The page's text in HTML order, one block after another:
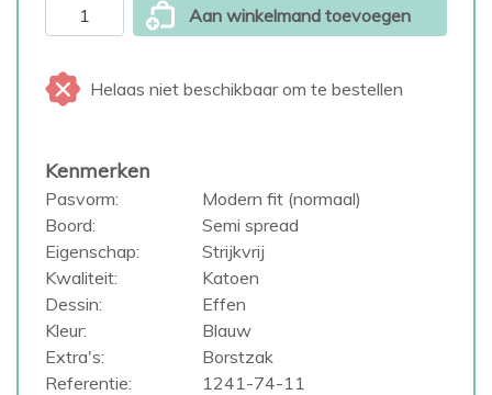
Aan winkelmand toevoegen
Helaas niet beschikbaar om te bestellen
Kenmerken
Pasvorm:
Modern fit (normaal)
Boord:
Semi spread
Eigenschap:
Strijkvrij
Kwaliteit:
Katoen
Dessin:
Effen
Kleur:
Blauw
Extra's:
Borstzak
Referentie:
1241-74-11